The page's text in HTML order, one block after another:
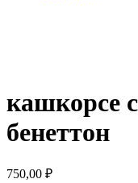
кашкорсе
бенеттон
750,00 ₽